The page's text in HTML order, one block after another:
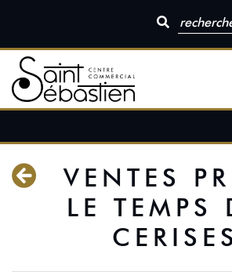
VENTES
LE TEMPS
CERISES